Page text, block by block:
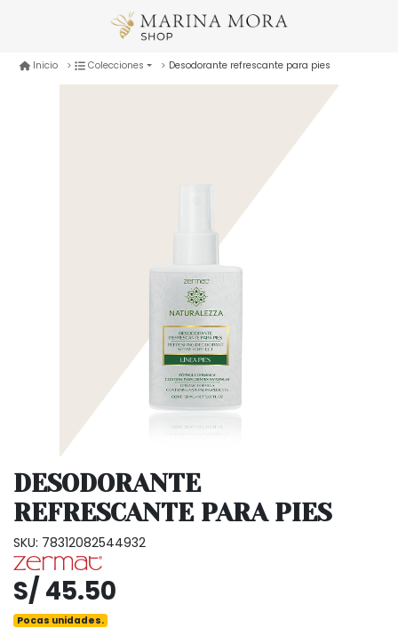
Inicio Colecciones Desodorante refrescante para pies
DESODORANTE
REFRESCANTE PARA PIES
SKU: 78312082544932
S/ 45.50
Pocas unidades.